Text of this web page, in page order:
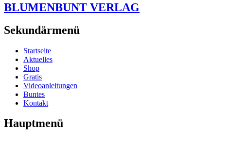
BLUMENBUNT VERLAG
Sekundärmenü
Startseite
Aktuelles
Shop
Gratis
Videoanleitungen
Buntes
Kontakt
Hauptmenü